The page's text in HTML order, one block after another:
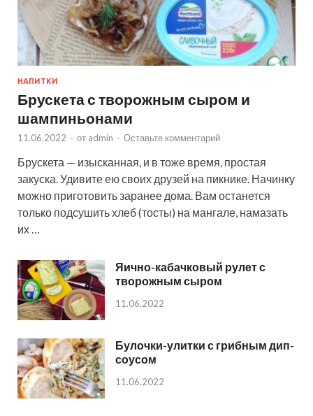
НАПИТКИ
Брускета с творожным сыром и
шампиньонами
11.06.2022 - от admin - Оставьте комментарий
Брускета — изысканная, и в тоже время, простая
закуска. Удивите ею своих друзей на пикнике. Начинку
можно приготовить заранее дома. Вам останется
только подсушить хлеб (тосты) на мангале, намазать
их …
Яично-кабачковый рулет с
творожным сыром
11.06.2022
Булочки-улитки с грибным дип-
соусом
11.06.2022